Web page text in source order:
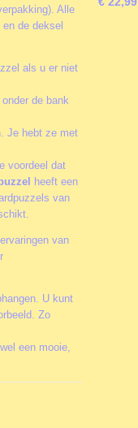
Alle
de deksel
als u er niet
de bank
Je hebt ze met
voordeel dat
heeft een
van
van
U kunt
Zo
een mooie,